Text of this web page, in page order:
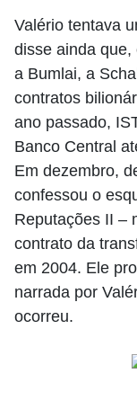
Valério tentava
disse ainda
a Bumlai, a
contratos
ano passado,
Banco Central
Em dezembro,
confessou o
Reputações II –
contrato da
em 2004. Ele
narrada por
ocorreu.